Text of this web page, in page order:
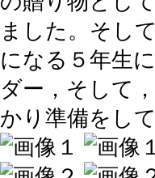
ました。そし
になる５年生
ダー，そして
かり準備をし